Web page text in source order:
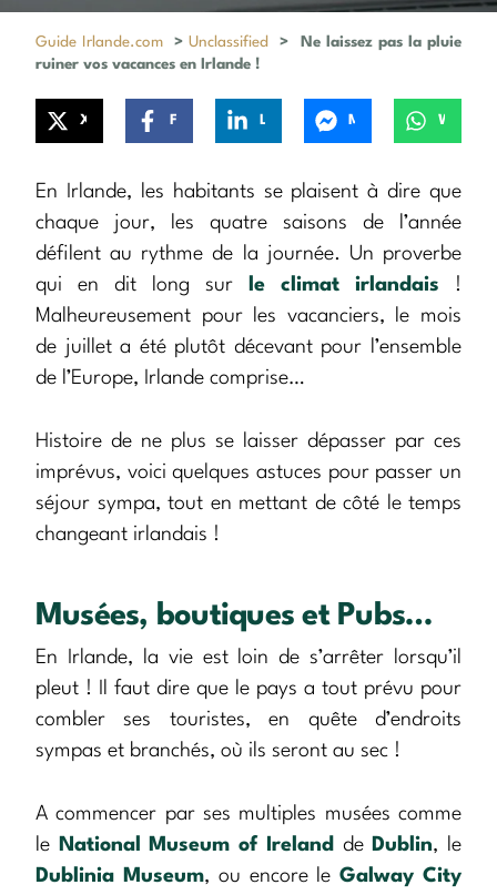
Guide Irlande.com >Unclassified >
Ne laissez pas la pluie
ruiner vos vacances en Irlande !
En Irlande, les habitants se plaisent à dire que
chaque jour, les quatre saisons de l’année
défilent au rythme de la journée. Un proverbe
qui en dit long sur
le climat irlandais !
Malheureusement pour les vacanciers, le mois
de juillet a été plutôt décevant pour l’ensemble
de l’Europe, Irlande comprise…
Histoire de ne plus se laisser dépasser par ces
imprévus, voici quelques astuces pour passer un
séjour sympa, tout en mettant de côté le temps
changeant irlandais !
Musées, boutiques et Pubs…
En Irlande, la vie est loin de s’arrêter lorsqu’il
pleut ! Il faut dire que le pays a tout prévu pour
combler ses touristes, en quête d’endroits
sympas et branchés, où ils seront au sec !
A commencer par ses multiples musées comme
le
National Museum of Ireland de Dublin, le
Dublinia Museum, ou encore leGalway City